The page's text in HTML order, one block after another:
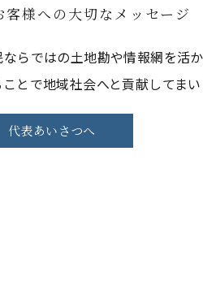
様への大切なメッセージ
らではの土地勘や情報網を活
とで地域社会へと貢献してまい
代表あいさつへ